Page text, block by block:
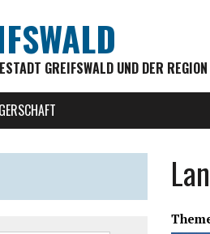
GREIFSWALD UND DER REGION